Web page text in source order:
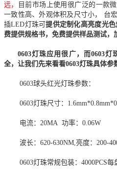
远，
目前市场上使用很广泛的一款
一致性高、外观体积及尺寸小，
台
插LED灯珠可提供定制化高亮度光色
费提供规格书，免费提供样品测试，
0603灯珠应用很广，而0603
全，让我们先来看看0603灯珠具体参
0603球头红光灯珠参数：
0603灯珠尺寸：
电流：20MA 功率：0.06W
波长：620-630NM,亮度：200-
0603灯珠常规包装：4000PCS每